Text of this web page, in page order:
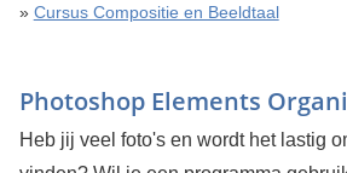
» Cursus Compositie en Beeldtaal
Photoshop Elements
Heb jij veel foto's en wordt het lastig